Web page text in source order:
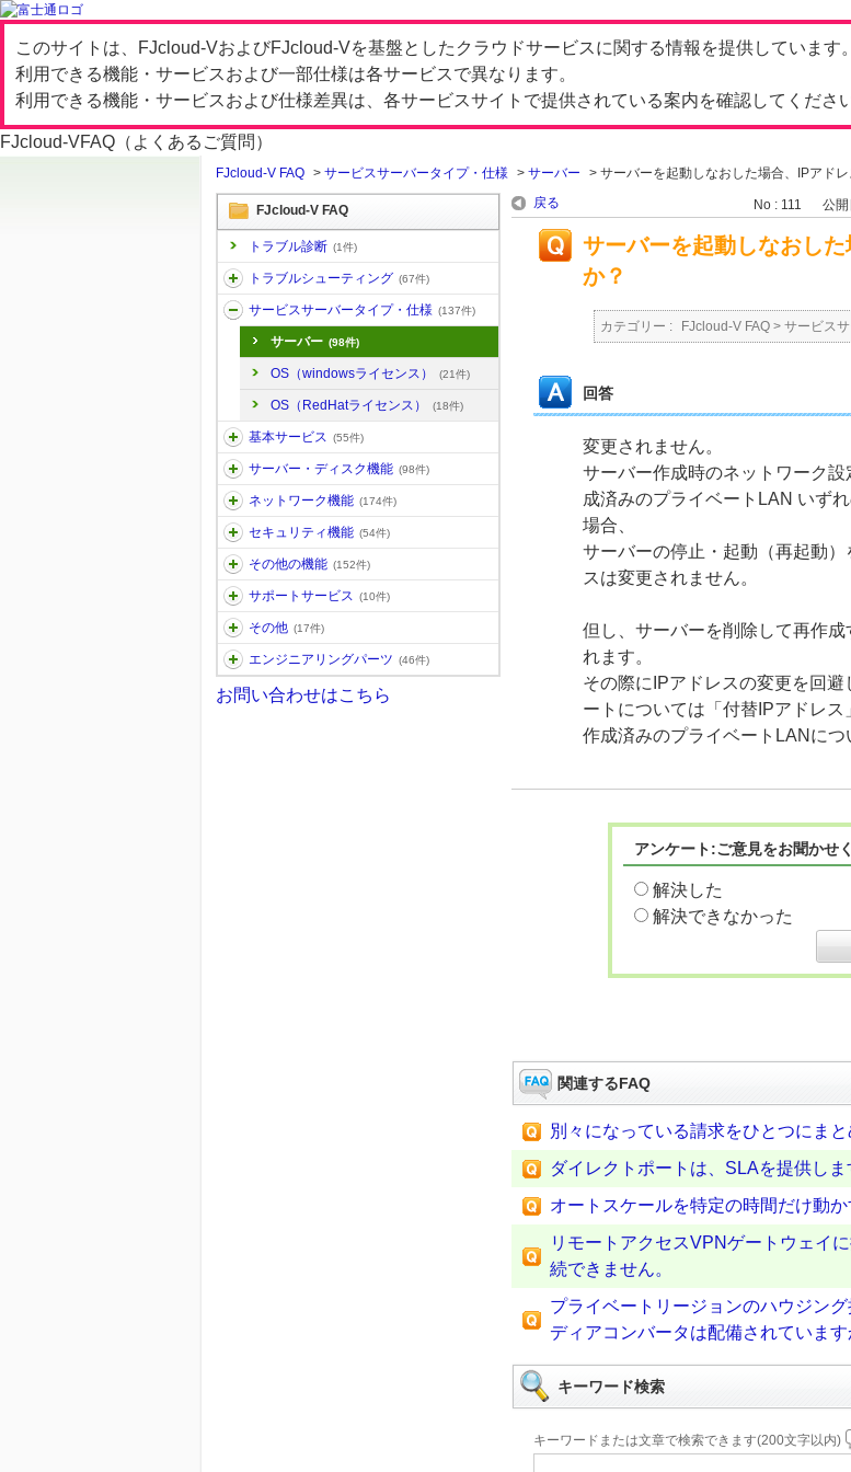
このサイトは、FJcloud-VおよびFJcloud-Vを基盤としたクラウドサービスに関する情報を提供しています。
利用できる機能・サービスおよび一部仕様は各サービスで異なります。
利用できる機能・サービスおよび仕様差異は、各サービスサイトで提供されている案内を確認してください
FJcloud-VFAQ（よくあるご質問）
FJcloud-V FAQ > サービスサーバータイプ・仕様 > サーバー > サーバーを起動しなおした場合、IPアド
FJcloud-V FAQ
トラブル診断 (1件)
トラブルシューティング (67件)
サービスサーバータイプ・仕様 (137件)
サーバー (98件)
OS（windowsライセンス） (21件)
OS（RedHatライセンス） (18件)
基本サービス (55件)
サーバー・ディスク機能 (98件)
ネットワーク機能 (174件)
セキュリティ機能 (54件)
その他の機能 (152件)
サポートサービス (10件)
その他 (17件)
エンジニアリングパーツ (46件)
お問い合わせはこちら
戻る No : 111 公
サーバーを起動しなおし
か？
カテゴリー : FJcloud-V FAQ > サービス
回答
変更されません。
サーバー作成時のネットワーク
成済みのプライベートLAN いず
場合、
サーバーの停止・起動（再起動
スは変更されません。
但し、サーバーを削除して再作
れます。
その際にIPアドレスの変更を回
ートについては「付替IPアドレス
作成済みのプライベートLANにつ
アンケート:ご意見をお聞かせ
解決した
解決できなかった
関連するFAQ
別々になっている請求をひとつにまと
ダイレクトポートは、SLAを提供しま
オートスケールを特定の時間だけ動
リモートアクセスVPNゲートウェイ
続できません。
プライベートリージョンのハウジン
ディアコンバータは配備されています
キーワード検索
キーワードまたは文章で検索できます(200文字以内)